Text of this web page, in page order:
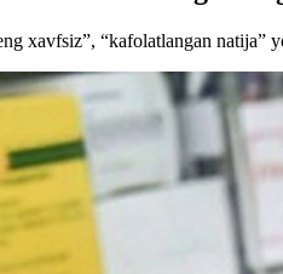
xavfsiz”, “kafolatlangan natija”